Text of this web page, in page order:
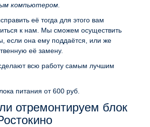
компьютером.
её тогда для этого вам
к нам. Мы сможем осуществить
если она ему поддаётся, или же
её замену.
всю работу самым лучшим
питания от 600 руб.
отремонтируем блок